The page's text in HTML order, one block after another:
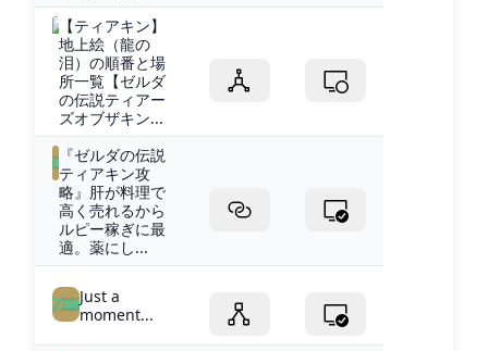
【ティアキン】
地上絵（龍の
泪）の順番と場
所一覧【ゼルダ
の伝説ティアー
ズオブザキン...
『ゼルダの伝説
ティアキン攻
略』肝が料理で
高く売れるから
ルピー稼ぎに最
適。薬にし...
Just a
moment...